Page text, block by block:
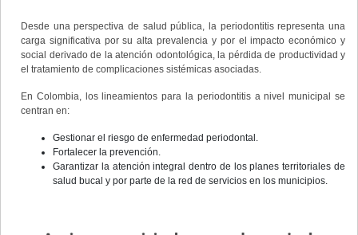
Desde una perspectiva de salud pública, la periodontitis representa una
carga significativa por su alta prevalencia y por el impacto económico y
social derivado de la atención odontológica, la pérdida de productividad y
el tratamiento de complicaciones sistémicas asociadas.
En Colombia, los lineamientos para la periodontitis a nivel municipal se
centran en:
Gestionar el riesgo de enfermedad periodontal.
Fortalecer la prevención.
Garantizar la atención integral dentro de los planes territoriales de
salud bucal y por parte de la red de servicios en los municipios.